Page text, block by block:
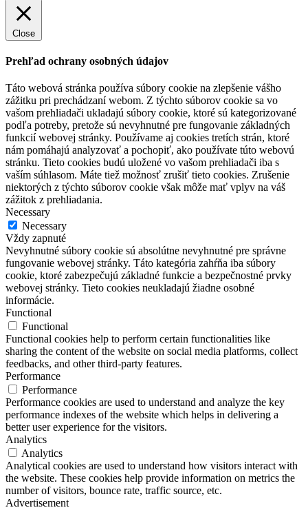
Close
Prehľad ochrany osobných údajov
Táto webová stránka používa súbory cookie na zlepšenie vášho
zážitku pri prechádzaní webom. Z týchto súborov cookie sa vo
vašom prehliadači ukladajú súbory cookie, ktoré sú kategorizované
podľa potreby, pretože sú nevyhnutné pre fungovanie základných
funkcií webovej stránky. Používame aj cookies tretích strán, ktoré
nám pomáhajú analyzovať a pochopiť, ako používate túto webovú
stránku. Tieto cookies budú uložené vo vašom prehliadači iba s
vaším súhlasom. Máte tiež možnosť zrušiť tieto cookies. Zrušenie
niektorých z týchto súborov cookie však môže mať vplyv na váš
zážitok z prehliadania.
Necessary
Necessary
Vždy zapnuté
Nevyhnutné súbory cookie sú absolútne nevyhnutné pre správne
fungovanie webovej stránky. Táto kategória zahŕňa iba súbory
cookie, ktoré zabezpečujú základné funkcie a bezpečnostné prvky
webovej stránky. Tieto cookies neukladajú žiadne osobné
informácie.
Functional
Functional
Functional cookies help to perform certain functionalities like
sharing the content of the website on social media platforms, collect
feedbacks, and other third-party features.
Performance
Performance
Performance cookies are used to understand and analyze the key
performance indexes of the website which helps in delivering a
better user experience for the visitors.
Analytics
Analytics
Analytical cookies are used to understand how visitors interact with
the website. These cookies help provide information on metrics the
number of visitors, bounce rate, traffic source, etc.
Advertisement